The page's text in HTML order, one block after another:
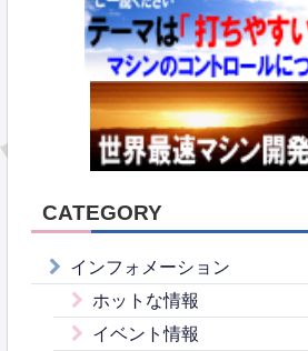
CATEGORY
インフォメーション
ホットな情報
イベント情報